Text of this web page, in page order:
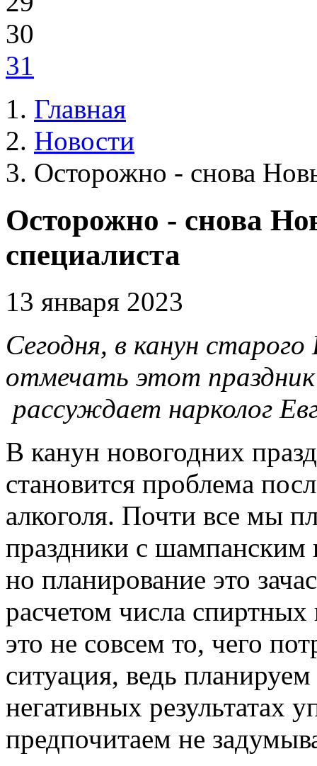
30
31
Главная
Новости
Осторожно - снова
Осторожно - снова
специалиста
13 января 2023
Сегодня, в канун
отмечать этот праздник
рассуждает нарколог
В канун новогодних
становится проблема
алкоголя. Почти все мы
праздники с
но планирование это
расчетом числа
это не совсем то, чего
ситуация, ведь
негативных результатах
предпочитаем не